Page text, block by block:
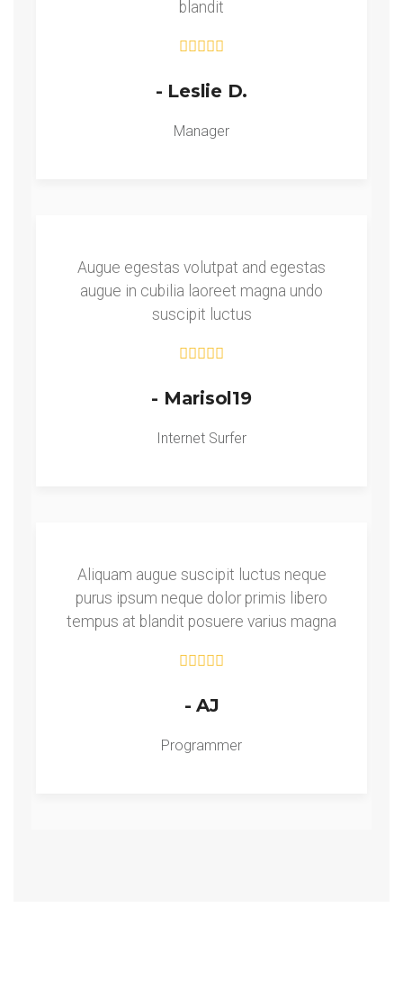
blandit
- Leslie D.
Manager
Augue egestas volutpat and egestas
augue in cubilia laoreet magna undo
suscipit luctus
- Marisol19
Internet Surfer
Aliquam augue suscipit luctus neque
purus ipsum neque dolor primis libero
tempus at blandit posuere varius magna
- AJ
Programmer